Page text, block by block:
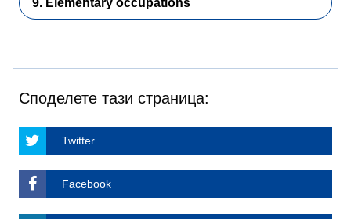
9. Elementary occupations
Споделете тази страница:
Twitter
Facebook